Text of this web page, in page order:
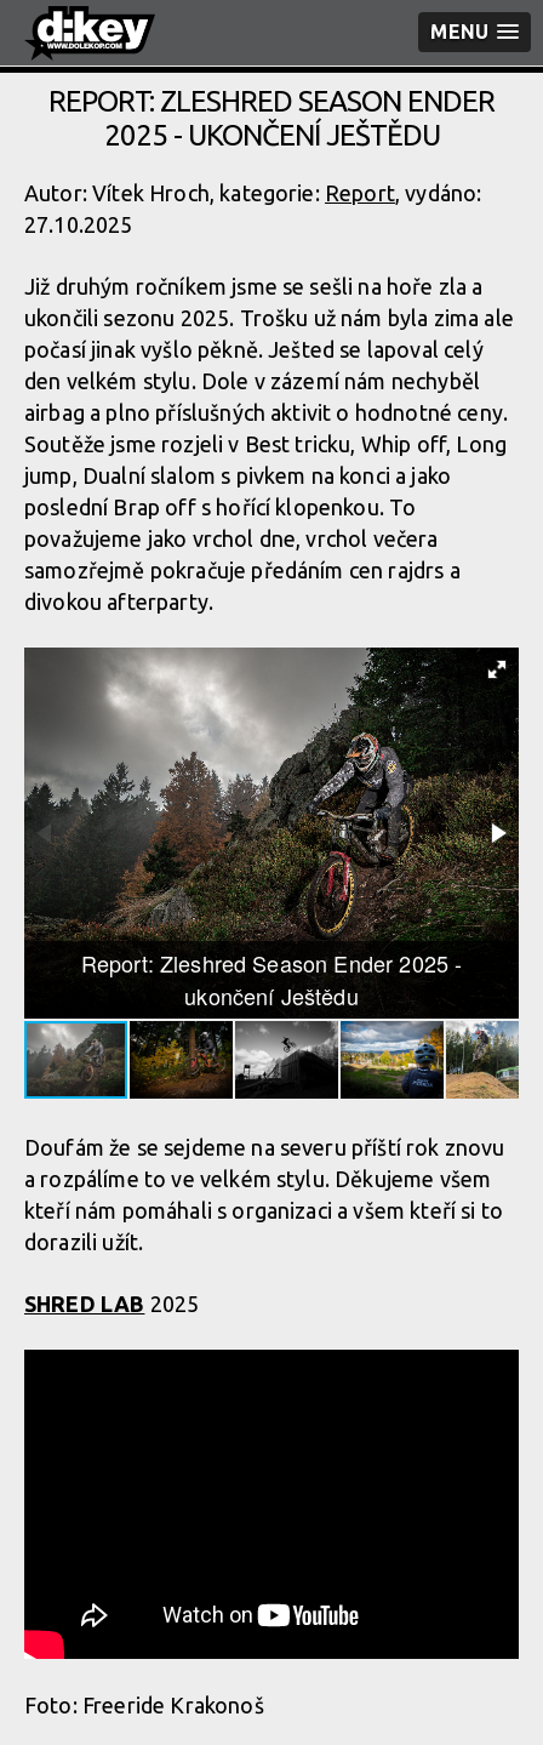
MENU
REPORT: ZLESHRED SEASON ENDER
2025 - UKONČENÍ JEŠTĚDU
Autor: Vítek Hroch, kategorie: Report, vydáno:
27.10.2025
Již druhým ročníkem jsme se sešli na hoře zla a
ukončili sezonu 2025. Trošku už nám byla zima ale
počasí jinak vyšlo pěkně. Ješted se lapoval celý
den velkém stylu. Dole v zázemí nám nechyběl
airbag a plno příslušných aktivit o hodnotné ceny.
Soutěže jsme rozjeli v Best tricku, Whip off, Long
jump, Dualní slalom s pivkem na konci a jako
poslední Brap off s hořící klopenkou. To
považujeme jako vrchol dne, vrchol večera
samozřejmě pokračuje předáním cen rajdrs a
divokou afterparty.
Report: Zleshred Season Ender 2025 -
ukončení Ještědu
Doufám že se sejdeme na severu příští rok znovu
a rozpálíme to ve velkém stylu. Děkujeme všem
kteří nám pomáhali s organizaci a všem kteří si to
dorazili užít.
SHRED LAB 2025
Foto: Freeride Krakonoš